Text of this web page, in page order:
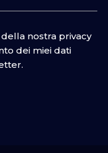
della nostra privacy
dei miei dati